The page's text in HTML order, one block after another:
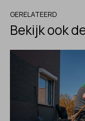
GERELATEERD
Bekijk ook